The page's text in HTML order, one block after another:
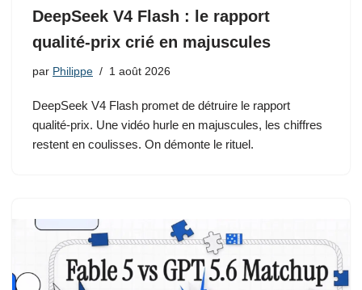
DeepSeek V4 Flash : le rapport
qualité-prix crié en majuscules
par Philippe 1 août 2026
DeepSeek V4 Flash promet de détruire le rapport
qualité-prix. Une vidéo hurle en majuscules, les chiffres
restent en coulisses. On démonte le rituel.